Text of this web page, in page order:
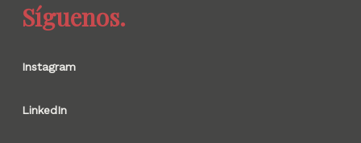
Síguenos.
Instagram
LinkedIn